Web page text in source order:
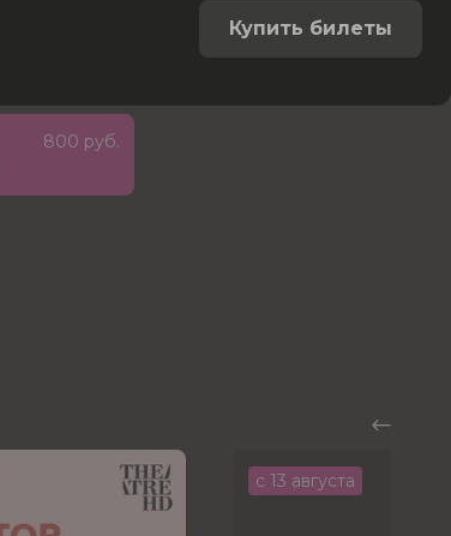
800 руб.
с 13 августа
Купить билеты